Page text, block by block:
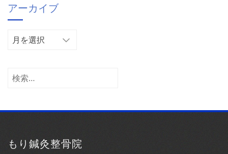
リ
ー
アーカイブ
ア
イ
検
もり鍼灸整骨院